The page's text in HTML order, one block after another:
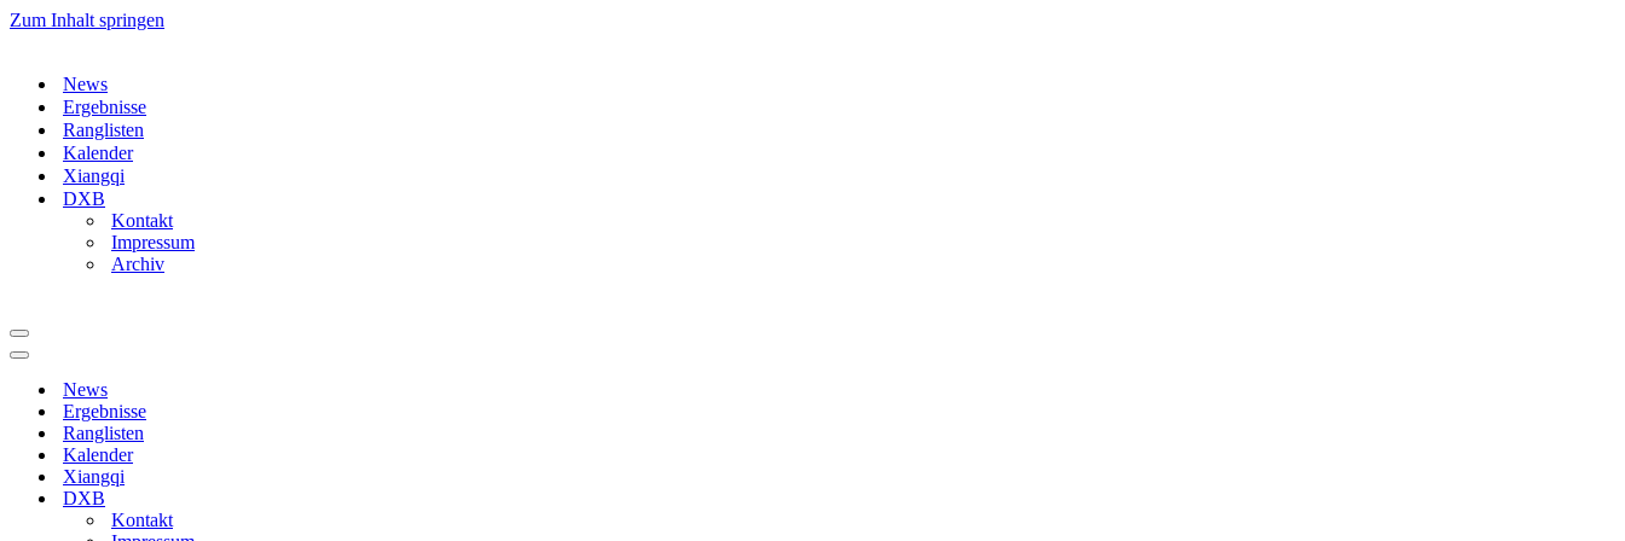
Zum Inhalt springen
News
Ergebnisse
Ranglisten
Kalender
Xiangqi
DXB
Kontakt
Impressum
Archiv
Navigationsmenü
Navigationsmenü
News
Ergebnisse
Ranglisten
Kalender
Xiangqi
DXB
Kontakt